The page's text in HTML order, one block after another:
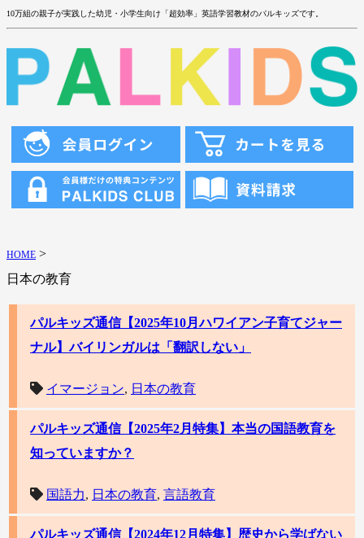
10万組の親子が実践した幼児・小学生向け「超効率」英語学習教材のパルキッズです。
HOME >
日本の教育
パルキッズ通信【2025年10月ハワイアン子育てジャー
ナル】バイリンガルは「翻訳しない」
イマージョン, 日本の教育
パルキッズ通信【2025年2月特集】本当の国語教育を
知っていますか？
国語力, 日本の教育, 言語教育
パルキッズ通信【2024年12月特集】歴史から学ばない